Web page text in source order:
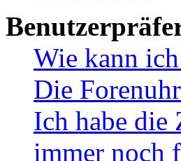
Wie kann
Die
Ich habe die
immer noch